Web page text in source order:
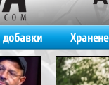
добавки Хранене